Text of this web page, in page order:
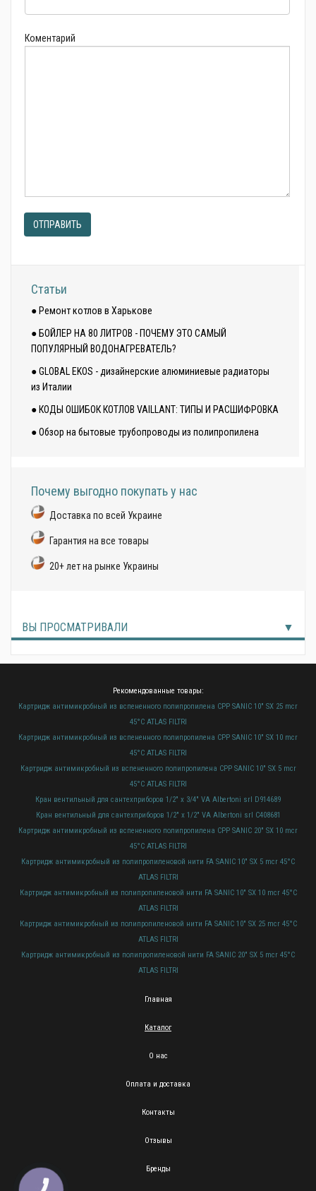
Коментарий
ОТПРАВИТЬ
Статьи
● Ремонт котлов в Харькове
● БОЙЛЕР НА 80 ЛИТРОВ - ПОЧЕМУ ЭТО САМЫЙ
ПОПУЛЯРНЫЙ ВОДОНАГРЕВАТЕЛЬ?
● GLOBAL EKOS - дизайнерские алюминиевые радиаторы
из Италии
● КОДЫ ОШИБОК КОТЛОВ VAILLANT: ТИПЫ И РАСШИФРОВКА
● Обзор на бытовые трубопроводы из полипропилена
Почему выгодно покупать у нас
Доставка по всей Украине
Гарантия на все товары
20+ лет на рынке Украины
ВЫ ПРОСМАТРИВАЛИ
Рекомендованные товары:
Картридж антимикробный из вспененного полипропилена CPP SANIC 10" SX 25 mcr
45°C ATLAS FILTRI
Картридж антимикробный из вспененного полипропилена CPP SANIC 10" SX 10 mcr
45°C ATLAS FILTRI
Картридж антимикробный из вспененного полипропилена CPP SANIC 10" SX 5 mcr
45°C ATLAS FILTRI
Кран вентильный для сантехприборов 1/2" х 3/4" VA Albertoni srl D914689
Кран вентильный для сантехприборов 1/2" х 1/2" VA Albertoni srl C408681
Картридж антимикробный из вспененного полипропилена CPP SANIC 20" SX 10 mcr
45°C ATLAS FILTRI
Картридж антимикробный из полипропиленовой нити FA SANIC 10" SX 5 mcr 45°C
ATLAS FILTRI
Картридж антимикробный из полипропиленовой нити FA SANIC 10" SX 10 mcr 45°C
ATLAS FILTRI
Картридж антимикробный из полипропиленовой нити FA SANIC 10" SX 25 mcr 45°C
ATLAS FILTRI
Картридж антимикробный из полипропиленовой нити FA SANIC 20" SX 5 mcr 45°C
ATLAS FILTRI
Главная
Каталог
О нас
Оплата и доставка
Контакты
Отзывы
Бренды
КНОПКА